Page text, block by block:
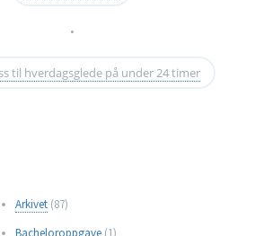
•
til hverdagsglede på under 24 timer
Arkivet(87)